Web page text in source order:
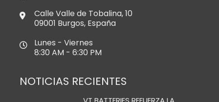
Calle Valle de Tobalina, 10
09001 Burgos, España
Lunes - Viernes
8:30 AM - 6:30 PM
NOTICIAS RECIENTES